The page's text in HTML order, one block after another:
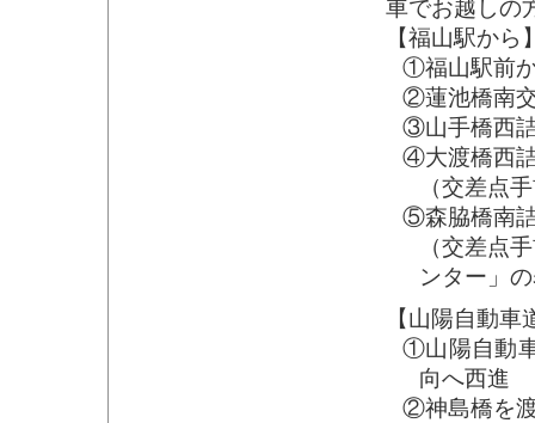
【福山駅から
①福山駅前
②蓮池橋南
③山手橋西
④大渡橋西
（交差点
⑤森脇橋南
（交差点
ンター」
【山陽自動
①山陽自動
向へ西進
②神島橋を